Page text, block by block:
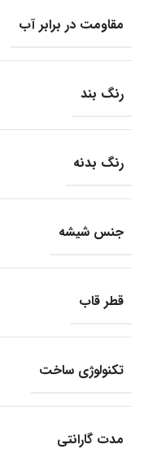
مقاومت در برابر آب
رنگ بند
رنگ بدنه
جنس شیشه
قطر قاب
تکنولوژی ساخت
مدت گارانتی